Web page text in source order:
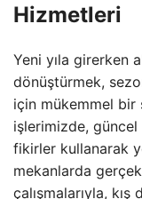
Hizmetleri
Yeni yıla girerken
dönüştürmek,
için mükemmel bir
işlerimizde, güncel
fikirler kullanarak
mekanlarda
çalışmalarıyla, kış